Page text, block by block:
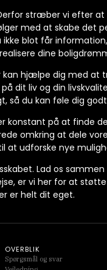
stræber vi efter
med at skabe det
blot får
dine
kan hjælpe dig med
dit liv og din
så du kan føle dig
konstant på at finde
omkring at dele
at udforske nye
Lad os
er vi her for at
er helt dit eget.
OVERBLIK
Spørgsmål og svar